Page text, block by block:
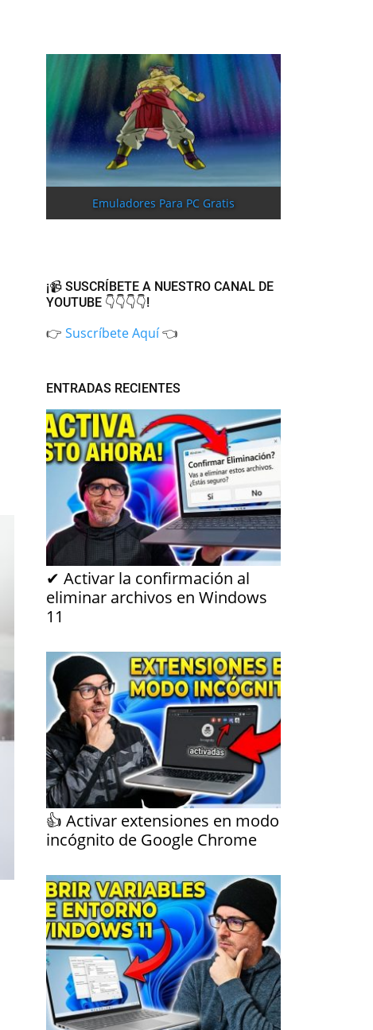
Emuladores Para PC Gratis
¡📹 SUSCRÍBETE A NUESTRO CANAL DE
YOUTUBE 👇👇👇👇!
👉 Suscríbete Aquí👈
ENTRADAS RECIENTES
✔ Activar la confirmación al
eliminar archivos en Windows
11
👍 Activar extensiones en modo
incógnito de Google Chrome